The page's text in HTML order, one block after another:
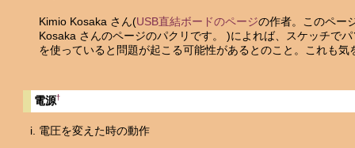
Kimio Kosaka さん(USB直結ボードのページの作者。このペー
Kosaka さんのページのパクリです。 )によれば、スケッチで
を使っていると問題が起こる可能性があるとのこと。これも気
電源†
電圧を変えた時の動作